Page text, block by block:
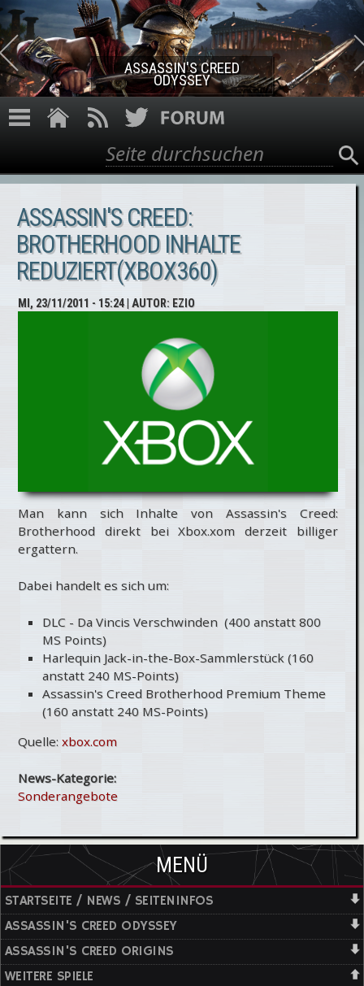
Direkt zum Inhalt
ASSASSIN'S CREED
ODYSSEY
Suchformular
Suche
ASSASSIN'S CREED:
BROTHERHOOD INHALTE
REDUZIERT(XBOX360)
MI, 23/11/2011 - 15:24| AUTOR: EZIO
Man kann sich Inhalte von Assassin's Creed:
Brotherhood direkt bei Xbox.xom derzeit billiger
ergattern.
Dabei handelt es sich um:
DLC - Da Vincis Verschwinden (400 anstatt 800
MS Points)
Harlequin Jack-in-the-Box-Sammlerstück (160
anstatt 240 MS-Points)
Assassin's Creed Brotherhood Premium Theme
(160 anstatt 240 MS-Points)
Quelle: xbox.com
News-Kategorie:
Sonderangebote
MENÜ
STARTSEITE / NEWS / SEITENINFOS
ASSASSIN'S CREED ODYSSEY
ASSASSIN'S CREED ORIGINS
WEITERE SPIELE